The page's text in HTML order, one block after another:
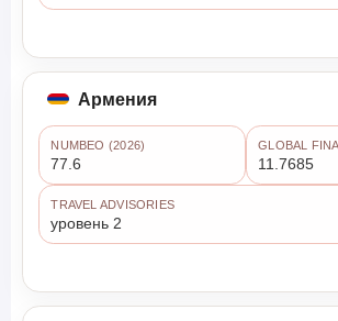
Армения
NUMBEO (2026)
77.6
GLOBAL
11.7685
TRAVEL ADVISORIES
уровень 2